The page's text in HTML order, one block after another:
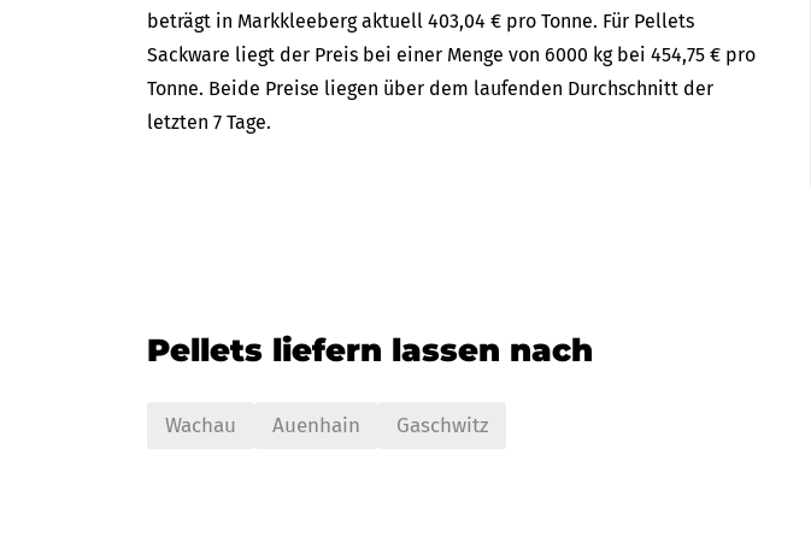
beträgt in Markkleeberg aktuell 403,04 € pro Tonne. Für Pellets
Sackware liegt der Preis bei einer Menge von 6000 kg bei 454,75 € pro
Tonne. Beide Preise liegen über dem laufenden Durchschnitt der
letzten 7 Tage.
Pellets liefern lassen nach
Wachau Auenhain Gaschwitz